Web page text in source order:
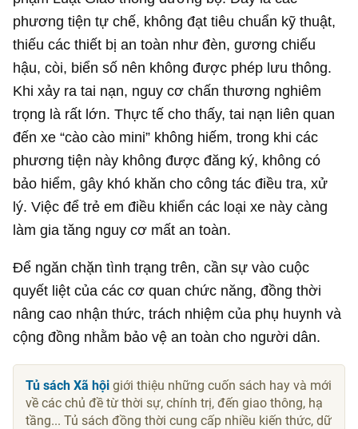
phương tiện tự chế, không đạt tiêu chuẩn kỹ thuật,
thiếu các thiết bị an toàn như đèn, gương chiếu
hậu, còi, biển số nên không được phép lưu thông.
Khi xảy ra tai nạn, nguy cơ chấn thương nghiêm
trọng là rất lớn. Thực tế cho thấy, tai nạn liên quan
đến xe “cào cào mini” không hiếm, trong khi các
phương tiện này không được đăng ký, không có
bảo hiểm, gây khó khăn cho công tác điều tra, xử
lý. Việc để trẻ em điều khiển các loại xe này càng
làm gia tăng nguy cơ mất an toàn.
Để ngăn chặn tình trạng trên, cần sự vào cuộc
quyết liệt của các cơ quan chức năng, đồng thời
nâng cao nhận thức, trách nhiệm của phụ huynh và
cộng đồng nhằm bảo vệ an toàn cho người dân.
Tủ sách Xã hội giới thiệu những cuốn sách hay và mới
về các chủ đề từ thời sự, chính trị, đến giao thông, hạ
tầng... Tủ sách đồng thời cung cấp nhiều kiến thức, dữ